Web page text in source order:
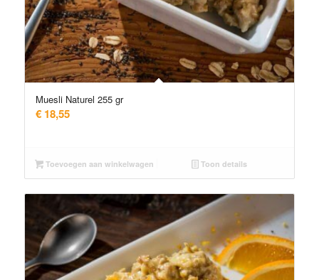
Muesli Naturel 255 gr
€18,55
Toevoegen aan winkelwagen Toon details